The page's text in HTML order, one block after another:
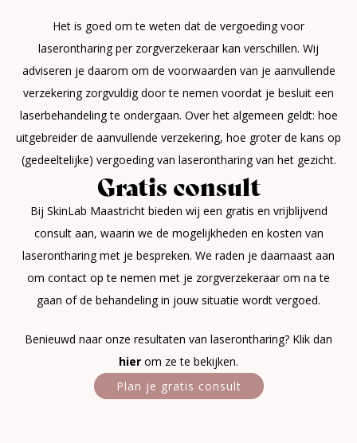
Het is goed om te weten dat de vergoeding voor
laserontharing per zorgverzekeraar kan verschillen. Wij
adviseren je daarom om de voorwaarden van je aanvullende
verzekering zorgvuldig door te nemen voordat je besluit een
laserbehandeling te ondergaan. Over het algemeen geldt: hoe
uitgebreider de aanvullende verzekering, hoe groter de kans op
(gedeeltelijke) vergoeding van laserontharing van het gezicht.
Gratis consult
Bij SkinLab Maastricht bieden wij een gratis en vrijblijvend
consult aan, waarin we de mogelijkheden en kosten van
laserontharing met je bespreken. We raden je daarnaast aan
om contact op te nemen met je zorgverzekeraar om na te
gaan of de behandeling in jouw situatie wordt vergoed.
Benieuwd naar onze resultaten van laserontharing? Klik dan
hier om ze te bekijken.
Plan je gratis consult